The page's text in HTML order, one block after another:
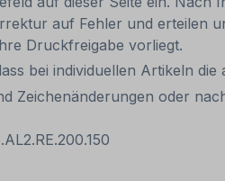
auf Fehler und erteilen
Druckfreigabe vorliegt.
bei individuellen Artikeln
Zeichenänderungen oder